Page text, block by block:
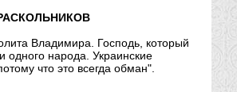
Владимира. Господь, который
одного народа. Украинские
что это всегда обман".